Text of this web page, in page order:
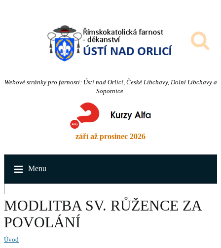
Webové stránky pro farnosti: Ústí nad Orlicí, České Libchavy, Dolní Libchavy a
Sopotnice.
září až prosinec 2026
Menu
MODLITBA SV. RŮŽENCE ZA
POVOLÁNÍ
Úvod